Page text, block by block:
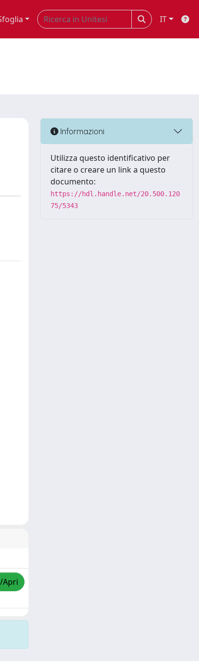
IT
Apri
Informazioni
Utilizza questo identificativo per
citare o creare un link a questo
documento:
https://hdl.handle.net/20.500.120
75/5343